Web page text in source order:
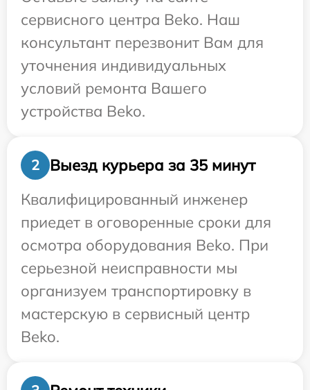
сервисного центра Beko. Наш
консультант перезвонит Вам для
уточнения индивидуальных
условий ремонта Вашего
устройства Beko.
2
Выезд курьера за 35 минут
Квалифицированный инженер
приедет в оговоренные сроки для
осмотра оборудования Beko. При
серьезной неисправности мы
организуем транспортировку в
мастерскую в сервисный центр
Beko.